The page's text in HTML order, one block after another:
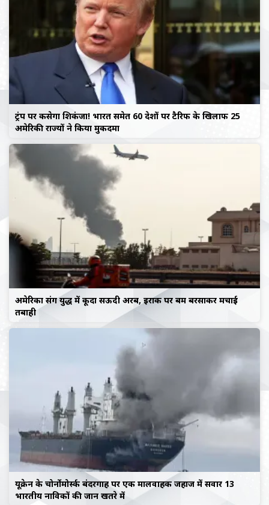
ट्रंप पर कसेगा शिकंजा! भारत समेत 60 देशों पर टैरिफ के खिलाफ 25
अमेरिकी राज्यों ने किया मुकदमा
अमेरिका संग युद्ध में कूदा सऊदी अरब, इराक पर बम बरसाकर मचाई
तबाही
यूक्रेन के चोर्नोमोर्स्क बंदरगाह पर एक मालवाहक जहाज में सवार 13
भारतीय नाविकों की जान खतरे में